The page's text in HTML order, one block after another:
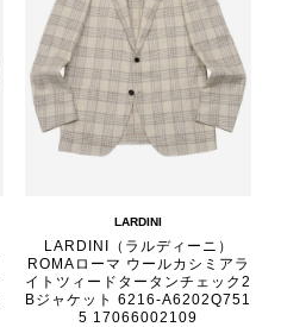
LARDINI
LARDINI（ラルディーニ）
ROMAローマ ウールカシミアラ
イトツィードタータンチェック2
Bジャケット 6216-A6202Q751
5 17066002109